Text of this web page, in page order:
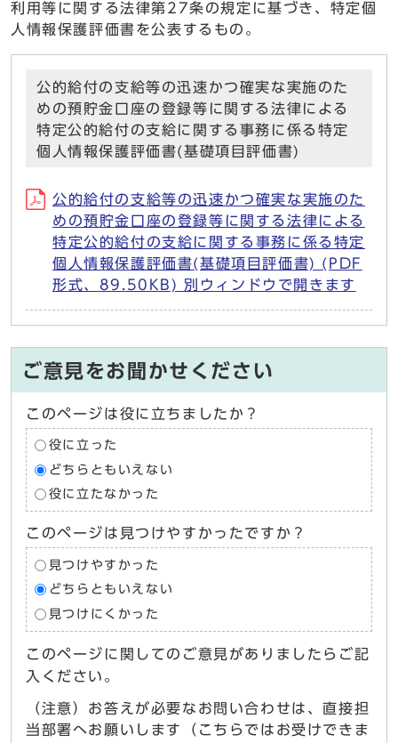
利用等に関する法律第27条の規定に基づき、特定個
人情報保護評価書を公表するもの。
公的給付の支給等の迅速かつ確実な実施のた
めの預貯金口座の登録等に関する法律による
特定公的給付の支給に関する事務に係る特定
個人情報保護評価書(基礎項目評価書)
公的給付の支給等の迅速かつ確実な実施のた
めの預貯金口座の登録等に関する法律による
特定公的給付の支給に関する事務に係る特定
個人情報保護評価書(基礎項目評価書) (PDF
形式、89.50KB) 別ウィンドウで開きます
ご意見をお聞かせください
このページは役に立ちましたか？
役に立った
どちらともいえない
役に立たなかった
このページは見つけやすかったですか？
見つけやすかった
どちらともいえない
見つけにくかった
このページに関してのご意見がありましたらご記
入ください。
（注意）お答えが必要なお問い合わせは、直接担
当部署へお願いします（こちらではお受けできま